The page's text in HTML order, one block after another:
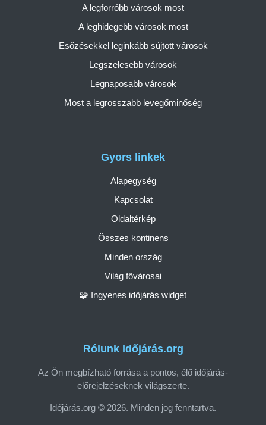
Rólunk Időjárás.org
Az Ön megbízható forrása a pontos, élő időjárás-
előrejelzéseknek világszerte.
Időjárás.org © 2026. Minden jog fenntartva.
Gyors linkek
Alapegység
Kapcsolat
Oldaltérkép
Összes kontinens
Minden ország
Világ fővárosai
🧩 Ingyenes időjárás widget
A legforróbb városok most
A leghidegebb városok most
Esőzésekkel leginkább sújtott városok
Legszelesebb városok
Legnaposabb városok
Most a legrosszabb levegőminőség